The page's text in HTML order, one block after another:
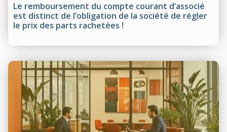
Le remboursement du compte courant d’associé
est distinct de l’obligation de la société de régler
le prix des parts rachetées !